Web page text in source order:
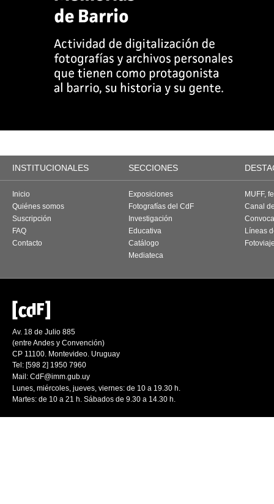
INSTITUCIONALES SECCIONES
Inicio
Quiénes somos
Suscripción
FAQ
Contacto
Exposiciones
Fotografías del CdF
Investigación
Educativa
Catálogo
Mediateca
MUFF,
Canal
Líneas
Av. 18 de Julio 885
(entre Andes y Convención)
CP 11100. Montevideo. Uruguay
Tel: [598 2] 1950 7960
Mail: CdF@imm.gub.uy
Lunes, miércoles, jueves, viernes: de 10 a 19.30 h.
Martes: de 10 a 21 h. Sábados de 9.30 a 14.30 h.